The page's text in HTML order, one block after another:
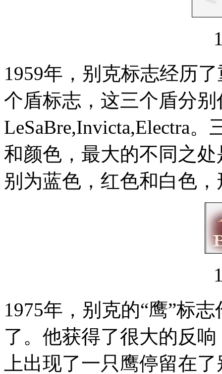
1959年，别克标志经历
个盾标志，这三个盾分
LeSaBre,Invicta,Electra
和颜色，最大的不同之
别为蓝色，红色和白色
1975年，别克的“鹰”标
了。他获得了很大的反
上出现了一只鹰停留在